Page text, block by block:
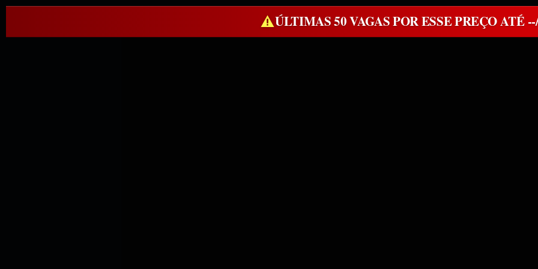
ÚLTIMAS 50 VAGAS POR ESSE PREÇO ATÉ